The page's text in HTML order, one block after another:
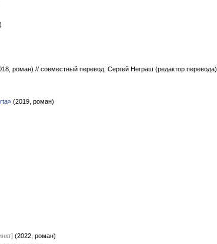
роман) // совместный перевод: Сергей Неграш (редактор перевода)
(2019, роман)
(2022, роман)